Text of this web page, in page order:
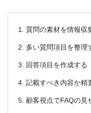
質問の素材を情報収
多い質問項目を整理
回答項目を作成する
記載すべき内容か精
顧客視点でFAQの見